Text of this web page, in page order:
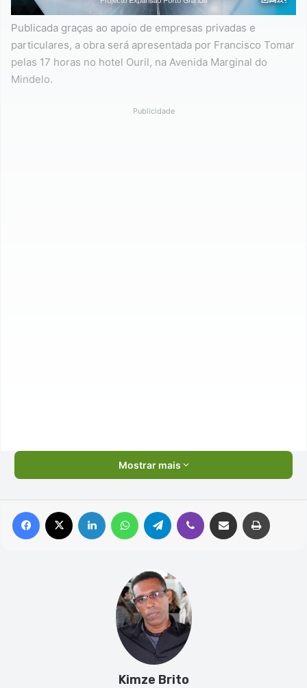
Publicada graças ao apoio de empresas privadas e
particulares, a obra será apresentada por Francisco Tomar
pelas 17 horas no hotel Ouril, na Avenida Marginal do
Mindelo.
Publicidade
Mostrar mais
Facebook Linkedin WhatsAppTelegram Viber Compartilhar via e-mail
Kimze Brito